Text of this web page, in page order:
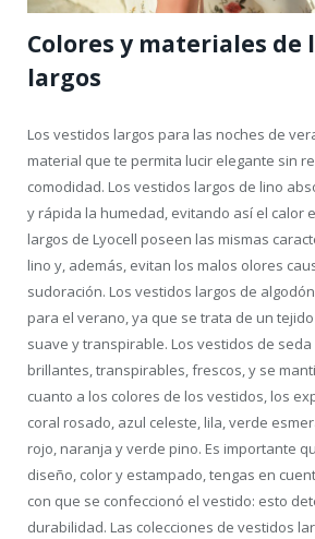
Colores y materiales de
largos
Los vestidos largos para las noches de
material que te permita lucir elegante sin
comodidad. Los vestidos largos de lino
y rápida la humedad, evitando así el calor
largos de Lyocell poseen las mismas
lino y, además, evitan los malos olores
sudoración. Los vestidos largos de
para el verano, ya que se trata de un
suave y transpirable. Los vestidos de
brillantes, transpirables, frescos, y se
cuanto a los colores de los vestidos, los
coral rosado, azul celeste, lila, verde
rojo, naranja y verde pino. Es importante
diseño, color y estampado, tengas en
con que se confeccionó el vestido: esto
durabilidad. Las colecciones de vestidos